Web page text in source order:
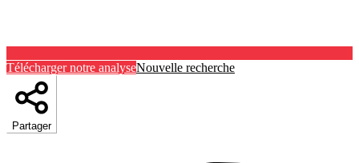
Télécharger notre analyseNouvelle recherche
Partager